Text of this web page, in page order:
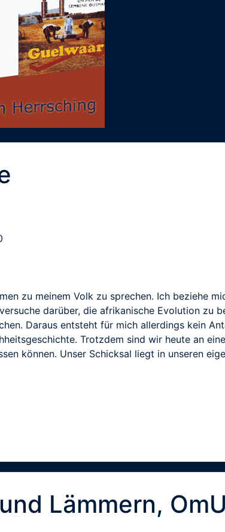
zu meinem Volk zu sprechen. Ich beziehe
darüber, die afrikanische Evolution zu
Daraus entsteht für mich allerdings kein
Trotzdem sind wir heute an
können. Unser Schicksal liegt in unseren
Lämmern, OmU